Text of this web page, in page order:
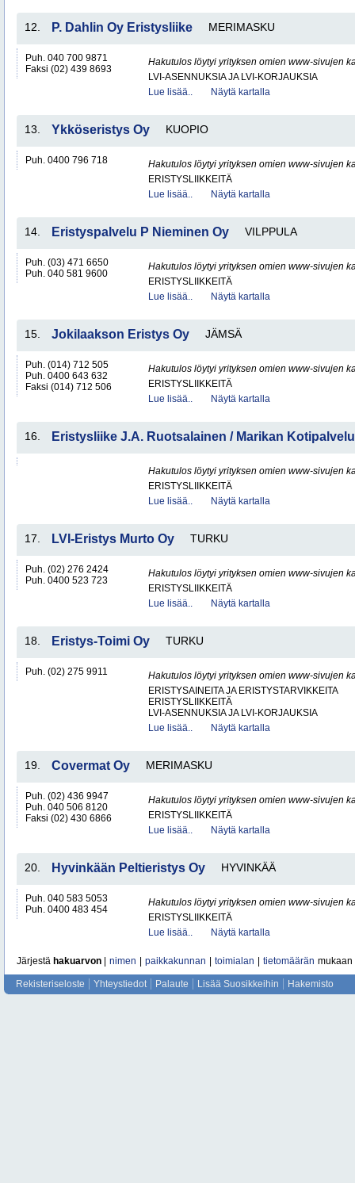
12. P. Dahlin Oy Eristysliike MERIMASKU
Puh. 040 700 9871
Faksi (02) 439 8693
Hakutulos löytyi yrityksen omien www-sivujen
LVI-ASENNUKSIA JA LVI-KORJAUKSIA
Lue lisää..
Näytä kartalla
13. Ykköseristys Oy KUOPIO
Puh. 0400 796 718
Hakutulos löytyi yrityksen omien www-sivujen
ERISTYSLIIKKEITÄ
Lue lisää..
Näytä kartalla
14. Eristyspalvelu P Nieminen Oy VILPPULA
Puh. (03) 471 6650
Puh. 040 581 9600
Hakutulos löytyi yrityksen omien www-sivujen
ERISTYSLIIKKEITÄ
Lue lisää..
Näytä kartalla
15. Jokilaakson Eristys Oy JÄMSÄ
Puh. (014) 712 505
Puh. 0400 643 632
Faksi (014) 712 506
Hakutulos löytyi yrityksen omien www-sivujen
ERISTYSLIIKKEITÄ
Lue lisää..
Näytä kartalla
16. Eristysliike J.A. Ruotsalainen / Marikan Kotipalvelu
Hakutulos löytyi yrityksen omien www-sivujen
ERISTYSLIIKKEITÄ
Lue lisää..
Näytä kartalla
17. LVI-Eristys Murto Oy TURKU
Puh. (02) 276 2424
Puh. 0400 523 723
Hakutulos löytyi yrityksen omien www-sivujen
ERISTYSLIIKKEITÄ
Lue lisää..
Näytä kartalla
18. Eristys-Toimi Oy TURKU
Puh. (02) 275 9911
Hakutulos löytyi yrityksen omien www-sivujen
ERISTYSAINEITA JA ERISTYSTARVIKKEITA
ERISTYSLIIKKEITÄ
LVI-ASENNUKSIA JA LVI-KORJAUKSIA
Lue lisää..
Näytä kartalla
19. Covermat Oy MERIMASKU
Puh. (02) 436 9947
Puh. 040 506 8120
Faksi (02) 430 6866
Hakutulos löytyi yrityksen omien www-sivujen
ERISTYSLIIKKEITÄ
Lue lisää..
Näytä kartalla
20. Hyvinkään Peltieristys Oy HYVINKÄÄ
Puh. 040 583 5053
Puh. 0400 483 454
Hakutulos löytyi yrityksen omien www-sivujen
ERISTYSLIIKKEITÄ
Lue lisää..
Näytä kartalla
Järjestä hakuarvon nimen paikkakunnan toimialan tietomäärän mukaan
Rekisteriseloste Yhteystiedot Palaute Lisää Suosikkeihin Hakemisto